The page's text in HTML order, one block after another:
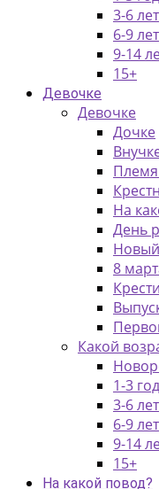
3-6 лет
6-9 лет
9-14
15+
Девочке
Девочке
Дочке
На
День
8
Какой
1-3
3-6 лет
6-9 лет
9-14
15+
На какой повод?